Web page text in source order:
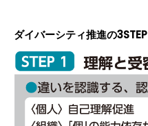
ダイバーシティ推進の3STEP